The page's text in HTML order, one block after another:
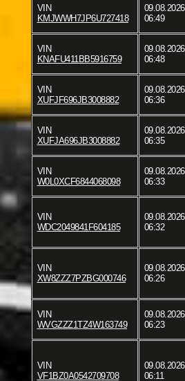
VIN
KMJWWH7JP6U727418
09.08.2026
06:49
VIN
KNAFU411BB5916759
09.08.2026
06:48
VIN
XUFJF696JB3008882
09.08.2026
06:36
VIN
XUFJA696JB3008882
09.08.2026
06:35
VIN
W0L0XCF6844068098
09.08.2026
06:33
VIN
WDC2049841F604185
09.08.2026
06:32
VIN
XW8ZZZ7PZBG000746
09.08.2026
06:26
VIN
WVGZZZ1TZ4W163749
09.08.2026
06:23
VIN
VF1BZ0A0542709708
09.08.2026
06:11